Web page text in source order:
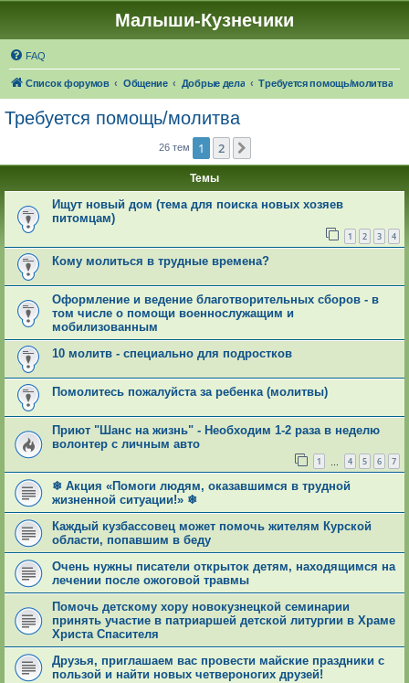
Малыши-Кузнечики
FAQ
Список форумов Общение Добрые дела Требуется помощь/молитва
Требуется помощь/молитва
26 тем 1 2
Темы
Ищут новый дом (тема для поиска новых хозяев
питомцам)
1 2 3 4
Кому молиться в трудные времена?
Оформление и ведение благотворительных сборов - в
том числе о помощи военнослужащим и
мобилизованным
10 молитв - специально для подростков
Помолитесь пожалуйста за ребенка (молитвы)
Приют "Шанс на жизнь" - Необходим 1-2 раза в неделю
волонтер с личным авто
1 4 5 6 7
❄ Акция «Помоги людям, оказавшимся в трудной
жизненной ситуации!» ❄
Каждый кузбассовец может помочь жителям Курской
области, попавшим в беду
Очень нужны писатели открыток детям, находящимся на
лечении после ожоговой травмы
Помочь детскому хору новокузнецкой семинарии
принять участие в патриаршей детской литургии в Храме
Христа Спасителя
Друзья, приглашаем вас провести майские праздники с
пользой и найти новых четвероногих друзей!